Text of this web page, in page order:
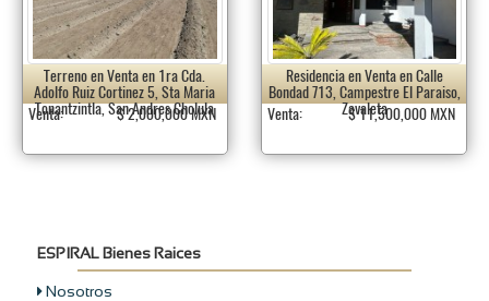
Terreno en Venta en 1ra Cda.
Adolfo Ruiz Cortinez 5, Sta Maria
Tonantzintla, San Andres Cholula
Venta: $ 2,000,000 MXN
Residencia en Venta en Calle
Bondad 713, Campestre El Paraiso,
Zavaleta
Venta: $ 11,500,000 MXN
ESPIRAL Bienes Raices
Nosotros